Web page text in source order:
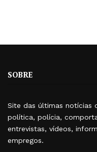
SOBRE
Site das últimas notícias
política, polícia,
entrevistas, vídeos,
empregos.